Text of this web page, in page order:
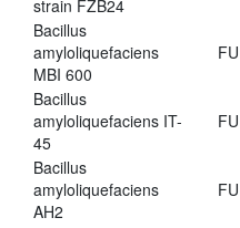
strain FZB24
Bacillus
amyloliquefaciens
MBI 600
FU
Bacillus
amyloliquefaciens IT-
45
FU
Bacillus
amyloliquefaciens
AH2
FU